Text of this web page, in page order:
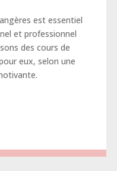
est essentiel
et professionnel
des cours de
eux, selon une